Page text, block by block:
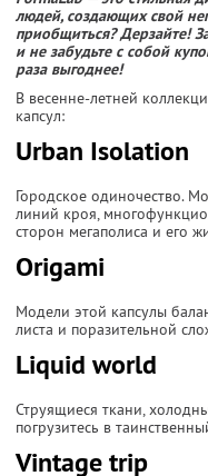
людей, создающих свой
приобщиться? Дерзайте!
и не забудьте с собой
раза выгоднее!
В весенне-летней
капсул:
Urban Isolation
Городское одиночество.
линий кроя,
сторон мегаполиса и его
Оrigami
Модели этой капсулы
листа и поразительной
Liquid world
Струящиеся ткани,
погрузитесь в
Vintage trip